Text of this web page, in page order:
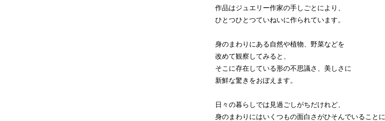
作品はジュエリー作家の手しごとにより、
ひとつひとつていねいに作られています。
身のまわりにある自然や植物、野菜などを
改めて観察してみると、
そこに存在している形の不思議さ、美しさに
新鮮な驚きをおぼえます。
日々の暮らしでは見過ごしがちだけれど、
身のまわりにはいくつもの面白さがひそんでいることに